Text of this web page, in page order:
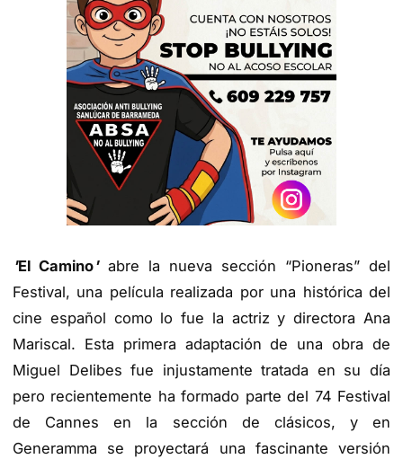
'El Camino'abre la nueva sección “Pioneras” del
Festival, una película realizada por una histórica del
cine español como lo fue la actriz y directora Ana
Mariscal. Esta primera adaptación de una obra de
Miguel Delibes fue injustamente tratada en su día
pero recientemente ha formado parte del 74 Festival
de Cannes en la sección de clásicos, y en
Generamma se proyectará una fascinante versión